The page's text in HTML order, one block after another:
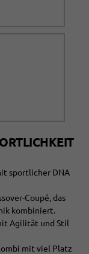
sportlicher DNA
Coupé, das
kombiniert.
Agilität und Stil
mit viel Platz